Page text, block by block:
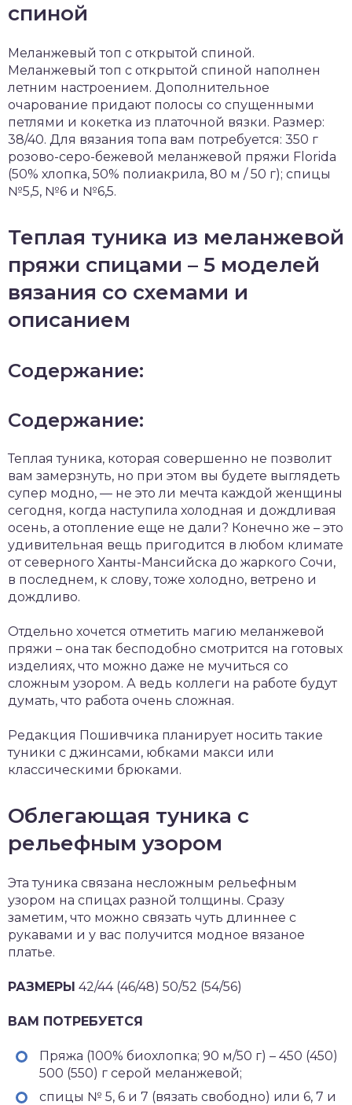
спиной
Меланжевый топ с открытой спиной.
Меланжевый топ с открытой спиной наполнен
летним настроением. Дополнительное
очарование придают полосы со спущенными
петлями и кокетка из платочной вязки. Размер:
38/40. Для вязания топа вам потребуется: 350 г
розово-серо-бежевой меланжевой пряжи Florida
(50% хлопка, 50% полиакрила, 80 м / 50 г); спицы
№5,5, №6 и №6,5.
Теплая туника из меланжевой
пряжи спицами – 5 моделей
вязания со схемами и
описанием
Содержание:
Содержание:
Теплая туника, которая совершенно не позволит
вам замерзнуть, но при этом вы будете выглядеть
супер модно, — не это ли мечта каждой женщины
сегодня, когда наступила холодная и дождливая
осень, а отопление еще не дали? Конечно же – это
удивительная вещь пригодится в любом климате
от северного Ханты-Мансийска до жаркого Сочи,
в последнем, к слову, тоже холодно, ветрено и
дождливо.
Отдельно хочется отметить магию меланжевой
пряжи – она так бесподобно смотрится на готовых
изделиях, что можно даже не мучиться со
сложным узором. А ведь коллеги на работе будут
думать, что работа очень сложная.
Редакция Пошивчика планирует носить такие
туники с джинсами, юбками макси или
классическими брюками.
Облегающая туника с
рельефным узором
Эта туника связана несложным рельефным
узором на спицах разной толщины. Сразу
заметим, что можно связать чуть длиннее с
рукавами и у вас получится модное вязаное
платье.
РАЗМЕРЫ 42/44 (46/48) 50/52 (54/56)
ВАМ ПОТРЕБУЕТСЯ
Пряжа (100% биохлопка; 90 м/50 г) – 450 (450)
500 (550) г серой меланжевой;
спицы № 5, 6 и 7 (вязать свободно) или 6, 7 и